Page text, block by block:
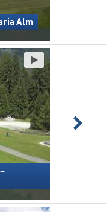
Alm